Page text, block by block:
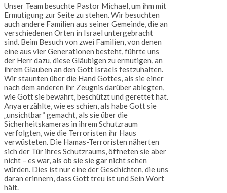
Unser Team besuchte Pastor Michael, um ihm mit
Ermutigung zur Seite zu stehen. Wir besuchten
auch andere Familien aus seiner Gemeinde, die an
verschiedenen Orten in Israel untergebracht
sind. Beim Besuch von zwei Familien, von denen
eine aus vier Generationen besteht, führte uns
der Herr dazu, diese Gläubigen zu ermutigen, an
ihrem Glauben an den Gott Israels festzuhalten.
Wir staunten über die Hand Gottes, als sie einer
nach dem anderen ihr Zeugnis darüber ablegten,
wie Gott sie bewahrt, beschützt und gerettet hat.
Anya erzählte, wie es schien, als habe Gott sie
„unsichtbar“ gemacht, als sie über die
Sicherheitskameras in ihrem Schutzraum
verfolgten, wie die Terroristen ihr Haus
verwüsteten. Die Hamas-Terroristen näherten
sich der Tür ihres Schutzraums, öffneten sie aber
nicht – es war, als ob sie sie gar nicht sehen
würden. Dies ist nur eine der Geschichten, die uns
daran erinnern, dass Gott treu ist und Sein Wort
hält.